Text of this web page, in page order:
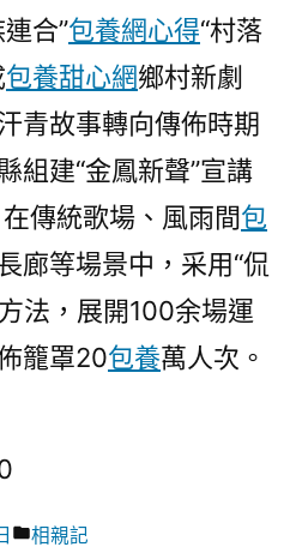
合”包養網心得“村落
包養甜心網鄉村新劇
青故事轉向傳佈時期
組建“金鳳新聲”宣講
傳統歌場、風雨間包
廊等場景中，采用“侃
法，展開100余場運
籠罩20包養萬人次。
分
相親記